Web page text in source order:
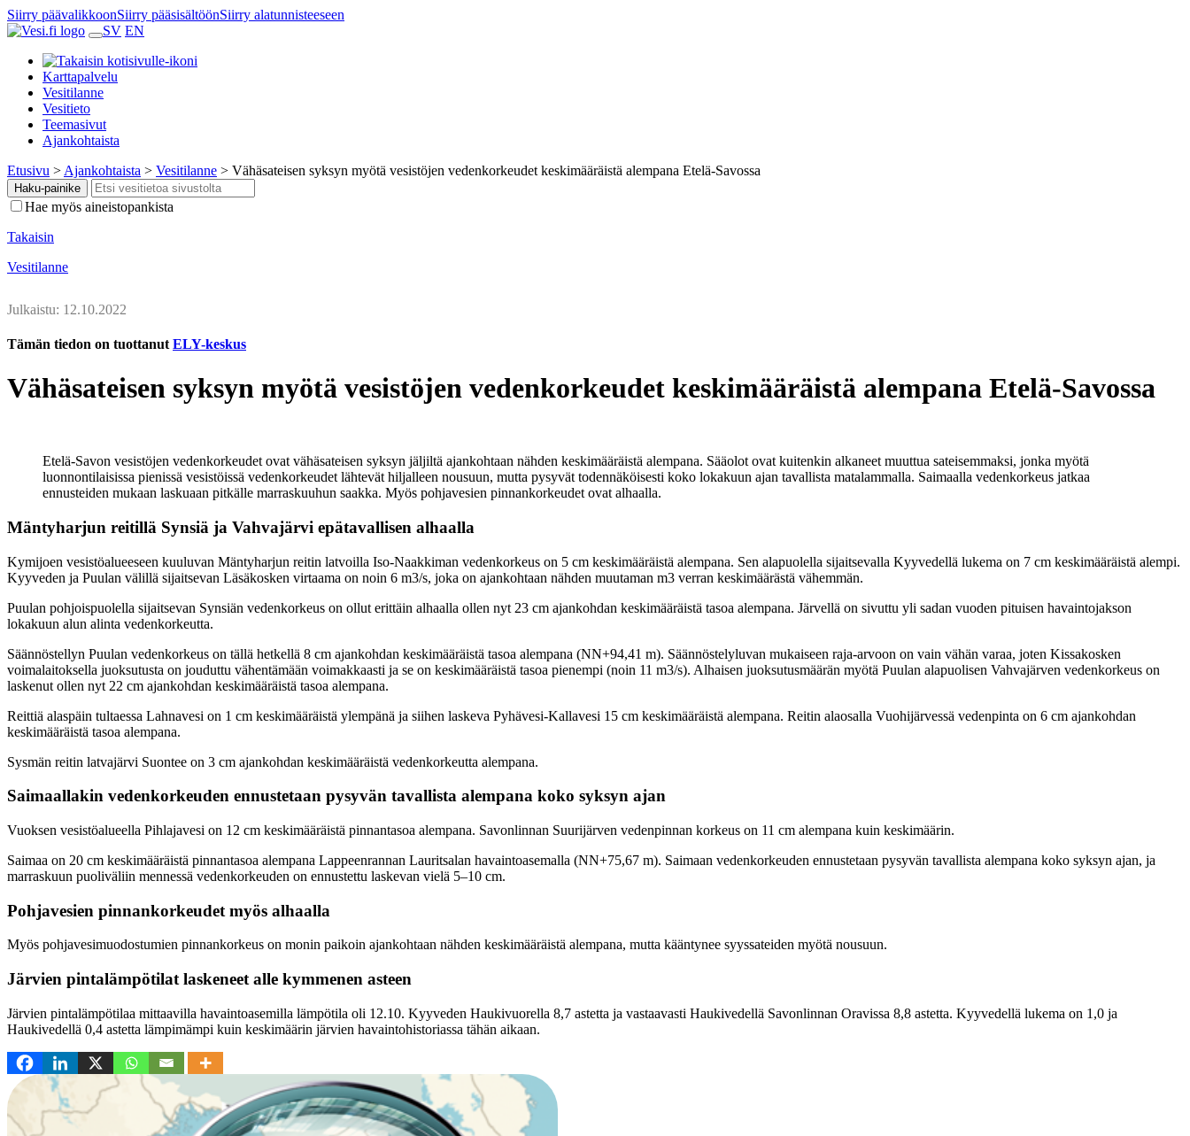
Siirry päävalikkoonSiirry pääsisältöönSiirry alatunnisteeseen
SV EN
Karttapalvelu
Vesitilanne
Vesitieto
Teemasivut
Ajankohtaista
Etusivu > Ajankohtaista > Vesitilanne > Vähäsateisen syksyn myötä vesistöjen vedenkorkeudet keskimääräistä alempana Etelä-Savossa
Haku-painike
Hae myös aineistopankista
Takaisin
Vesitilanne
Julkaistu: 12.10.2022
Tämän tiedon on tuottanut ELY-keskus
Vähäsateisen syksyn myötä vesistöjen vedenkorkeudet keskimääräistä alempana Etelä-Savossa
Etelä-Savon vesistöjen vedenkorkeudet ovat vähäsateisen syksyn jäljiltä ajankohtaan nähden keskimääräistä alempana. Sääolot ovat kuitenkin alkaneet muuttua sateisemmaksi, jonka myötä
luonnontilaisissa pienissä vesistöissä vedenkorkeudet lähtevät hiljalleen nousuun, mutta pysyvät todennäköisesti koko lokakuun ajan tavallista matalammalla. Saimaalla vedenkorkeus jatkaa
ennusteiden mukaan laskuaan pitkälle marraskuuhun saakka. Myös pohjavesien pinnankorkeudet ovat alhaalla.
Mäntyharjun reitillä Synsiä ja Vahvajärvi epätavallisen alhaalla
Kymijoen vesistöalueeseen kuuluvan Mäntyharjun reitin latvoilla Iso-Naakkiman vedenkorkeus on 5 cm keskimääräistä alempana. Sen alapuolella sijaitsevalla Kyyvedellä lukema on 7 cm keskimääräistä alempi.
Kyyveden ja Puulan välillä sijaitsevan Läsäkosken virtaama on noin 6 m3/s, joka on ajankohtaan nähden muutaman m3 verran keskimäärästä vähemmän.
Puulan pohjoispuolella sijaitsevan Synsiän vedenkorkeus on ollut erittäin alhaalla ollen nyt 23 cm ajankohdan keskimääräistä tasoa alempana. Järvellä on sivuttu yli sadan vuoden pituisen havaintojakson
lokakuun alun alinta vedenkorkeutta.
Säännöstellyn Puulan vedenkorkeus on tällä hetkellä 8 cm ajankohdan keskimääräistä tasoa alempana (NN+94,41 m). Säännöstelyluvan mukaiseen raja-arvoon on vain vähän varaa, joten Kissakosken
voimalaitoksella juoksutusta on jouduttu vähentämään voimakkaasti ja se on keskimääräistä tasoa pienempi (noin 11 m3/s). Alhaisen juoksutusmäärän myötä Puulan alapuolisen Vahvajärven vedenkorkeus on
laskenut ollen nyt 22 cm ajankohdan keskimääräistä tasoa alempana.
Reittiä alaspäin tultaessa Lahnavesi on 1 cm keskimääräistä ylempänä ja siihen laskeva Pyhävesi-Kallavesi 15 cm keskimääräistä alempana. Reitin alaosalla Vuohijärvessä vedenpinta on 6 cm ajankohdan
keskimääräistä tasoa alempana.
Sysmän reitin latvajärvi Suontee on 3 cm ajankohdan keskimääräistä vedenkorkeutta alempana.
Saimaallakin vedenkorkeuden ennustetaan pysyvän tavallista alempana koko syksyn ajan
Vuoksen vesistöalueella Pihlajavesi on 12 cm keskimääräistä pinnantasoa alempana. Savonlinnan Suurijärven vedenpinnan korkeus on 11 cm alempana kuin keskimäärin.
Saimaa on 20 cm keskimääräistä pinnantasoa alempana Lappeenrannan Lauritsalan havaintoasemalla (NN+75,67 m). Saimaan vedenkorkeuden ennustetaan pysyvän tavallista alempana koko syksyn ajan, ja
marraskuun puoliväliin mennessä vedenkorkeuden on ennustettu laskevan vielä 5–10 cm.
Pohjavesien pinnankorkeudet myös alhaalla
Myös pohjavesimuodostumien pinnankorkeus on monin paikoin ajankohtaan nähden keskimääräistä alempana, mutta kääntynee syyssateiden myötä nousuun.
Järvien pintalämpötilat laskeneet alle kymmenen asteen
Järvien pintalämpötilaa mittaavilla havaintoasemilla lämpötila oli 12.10. Kyyveden Haukivuorella 8,7 astetta ja vastaavasti Haukivedellä Savonlinnan Oravissa 8,8 astetta. Kyyvedellä lukema on 1,0 ja
Haukivedellä 0,4 astetta lämpimämpi kuin keskimäärin järvien havaintohistoriassa tähän aikaan.